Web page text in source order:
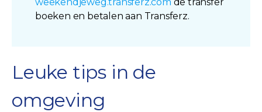
boeken en betalen aan Transferz.
Leuke tips in de
omgeving